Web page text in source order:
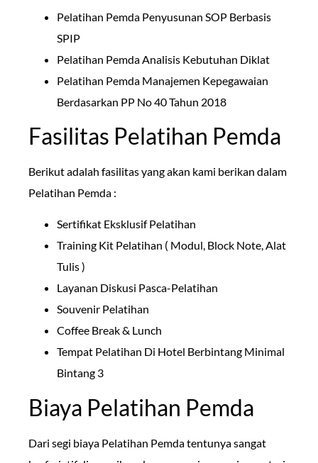
Pelatihan Pemda Penyusunan SOP Berbasis
SPIP
Pelatihan Pemda Analisis Kebutuhan Diklat
Pelatihan Pemda Manajemen Kepegawaian
Berdasarkan PP No 40 Tahun 2018
Fasilitas Pelatihan Pemda
Berikut adalah fasilitas yang akan kami berikan dalam
Pelatihan Pemda :
Sertifikat Eksklusif Pelatihan
Training Kit Pelatihan ( Modul, Block Note, Alat
Tulis )
Layanan Diskusi Pasca-Pelatihan
Souvenir Pelatihan
Coffee Break & Lunch
Tempat Pelatihan Di Hotel Berbintang Minimal
Bintang 3
Biaya Pelatihan Pemda
Dari segi biaya Pelatihan Pemda tentunya sangat